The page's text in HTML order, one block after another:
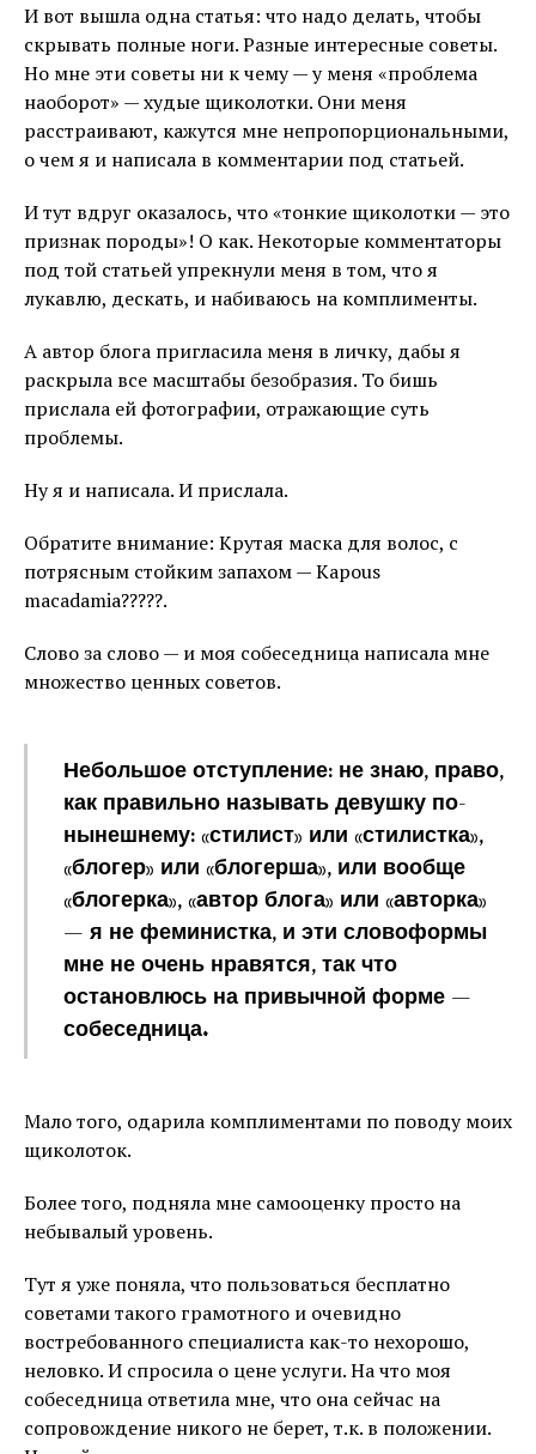
И вот вышла одна статья: что надо делать, чтобы
скрывать полные ноги. Разные интересные советы.
Но мне эти советы ни к чему — у меня «проблема
наоборот» — худые щиколотки. Они меня
расстраивают, кажутся мне непропорциональными,
о чем я и написала в комментарии под статьей.
И тут вдруг оказалось, что «тонкие щиколотки — это
признак породы»! О как. Некоторые комментаторы
под той статьей упрекнули меня в том, что я
лукавлю, дескать, и набиваюсь на комплименты.
А автор блога пригласила меня в личку, дабы я
раскрыла все масштабы безобразия. То бишь
прислала ей фотографии, отражающие суть
проблемы.
Ну я и написала. И прислала.
Обратите внимание: Крутая маска для волос, с
потрясным стойким запахом — Kapous
macadamia?????.
Слово за слово — и моя собеседница написала мне
множество ценных советов.
Небольшое отступление: не знаю, право,
как правильно называть девушку по-
нынешнему: «стилист» или «стилистка»,
«блогер» или «блогерша», или вообще
«блогерка», «автор блога» или «авторка»
— я не феминистка, и эти словоформы
мне не очень нравятся, так что
остановлюсь на привычной форме —
собеседница.
Мало того, одарила комплиментами по поводу моих
щиколоток.
Более того, подняла мне самооценку просто на
небывалый уровень.
Тут я уже поняла, что пользоваться бесплатно
советами такого грамотного и очевидно
востребованного специалиста как-то нехорошо,
неловко. И спросила о цене услуги. На что моя
собеседница ответила мне, что она сейчас на
сопровождение никого не берет, т.к. в положении.